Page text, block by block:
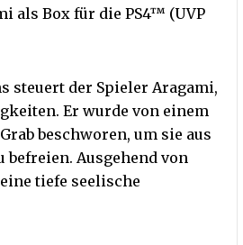
als Box für die PS4™ (UVP
steuert der Spieler Aragami,
Er wurde von einem
beschworen, um sie aus
Ausgehend von
tiefe seelische